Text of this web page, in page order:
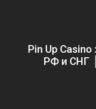
Pin Up
РФ и СНГ